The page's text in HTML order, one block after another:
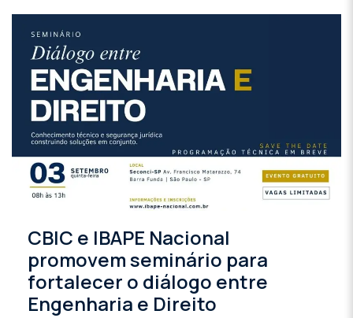
CBIC e IBAPE Nacional
promovem seminário para
fortalecer o diálogo entre
Engenharia e Direito